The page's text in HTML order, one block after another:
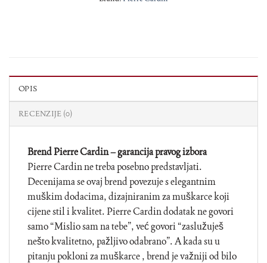
OPIS
RECENZIJE (0)
Brend Pierre Cardin – garancija pravog izbora
Pierre Cardin ne treba posebno predstavljati.
Decenijama se ovaj brend povezuje s elegantnim
muškim dodacima, dizajniranim za muškarce koji
cijene stil i kvalitet. Pierre Cardin dodatak ne govori
samo “Mislio sam na tebe”, već govori “zaslužuješ
nešto kvalitetno, pažljivo odabrano”. A kada su u
pitanju pokloni za muškarce , brend je važniji od bilo